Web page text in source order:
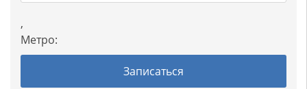
,
Метро:
Записаться